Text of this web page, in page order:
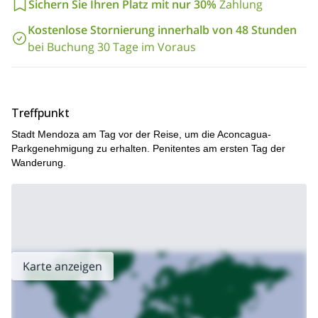
Sichern Sie Ihren Platz mit nur 30%Zahlung
Kostenlose Stornierung innerhalb von 48 Stunden
bei Buchung 30 Tage im Voraus
Treffpunkt
Stadt Mendoza am Tag vor der Reise, um die Aconcagua-
Parkgenehmigung zu erhalten. Penitentes am ersten Tag der
Wanderung.
Karte anzeigen